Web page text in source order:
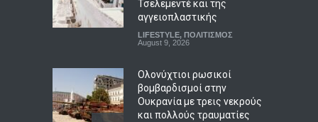
Τσελεμεντέ και της
αγγειοπλαστικής
LIFESTYLE, ΠΟΛΙΤΙΣΜΟΣ
August 9, 2026
Ολονύχτιοι ρωσικοί
βομβαρδισμοί στην
Ουκρανία με τρεις νεκρούς
και πολλούς τραυματίες